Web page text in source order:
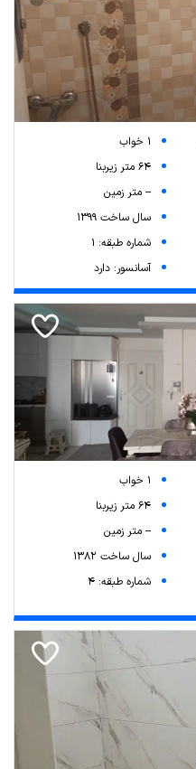
1 خواب
64 متر زیربنا
-- متر زمین
سال ساخت 1399
شماره طبقه: 1
آسانسور: دارد
1 خواب
64 متر زیربنا
-- متر زمین
سال ساخت 1382
شماره طبقه: 4